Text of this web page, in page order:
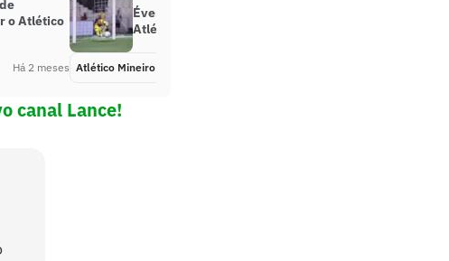
o Atlético
Há 2 meses
Éverson alcança marca inédita no
Atlético e supera ídolo antecessor
Atlético Mineiro
canal Lance!